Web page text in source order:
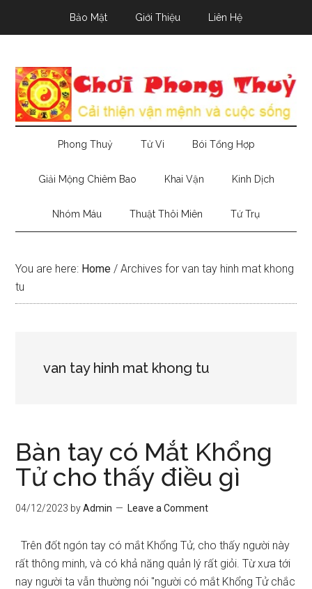
Bảo Mật Giới Thiệu Liên Hệ
Phong Thuỷ Tử Vi Bói Tổng Hợp
Giải Mộng Chiêm Bao Khai Vận Kinh Dịch
Nhóm Máu Thuật Thôi Miên Tứ Trụ
You are here: Home / Archives for van tay hinh mat khong
tu
van tay hinh mat khong tu
Bàn tay có Mắt Khổng
Tử cho thấy điều gì
04/12/2023 byAdmin Leave a Comment
Trên đốt ngón tay có mắt Khổng Tử, cho thấy người này
rất thông minh, và có khả năng quản lý rất giỏi. Từ xưa tới
nay người ta vẫn thường nói "người có mắt Khổng Tử chắc